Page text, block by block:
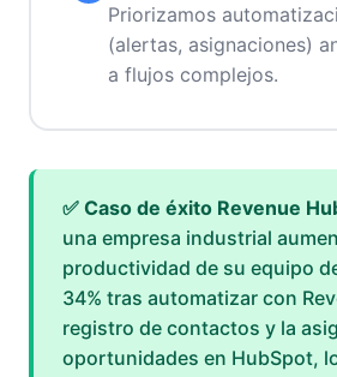
Priorizamos
(alertas, asignaciones)
a flujos complejos.
✅ Caso de éxito Revenue
una empresa industrial
productividad de su equipo
34% tras automatizar con
registro de contactos y la
oportunidades en HubSpot,